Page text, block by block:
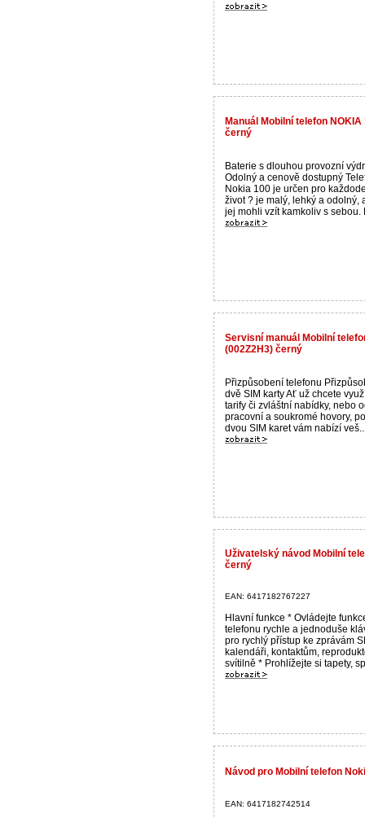
Manuál Mobilní telefon
černý
Baterie s dlouhou provozní
Odolný a cenově dostupný
Nokia 100 je určen pro
život ? je malý, lehký a odolný,
jej mohli vzít kamkoliv s sebou.
Servisní manuál Mobilní
(002Z2H3) černý
Přizpůsobení telefonu
dvě SIM karty Ať už chcete
tarify či zvláštní nabídky, nebo
pracovní a soukromé hovory,
dvou SIM karet vám nabízí
Uživatelský návod Mobilní
černý
EAN: 6417182767227
Hlavní funkce * Ovládejte
telefonu rychle a jednoduše
pro rychlý přístup ke zprávám
kalendáři, kontaktům,
svítilně * Prohlížejte si tapety,
Návod pro Mobilní telefon
EAN: 6417182742514